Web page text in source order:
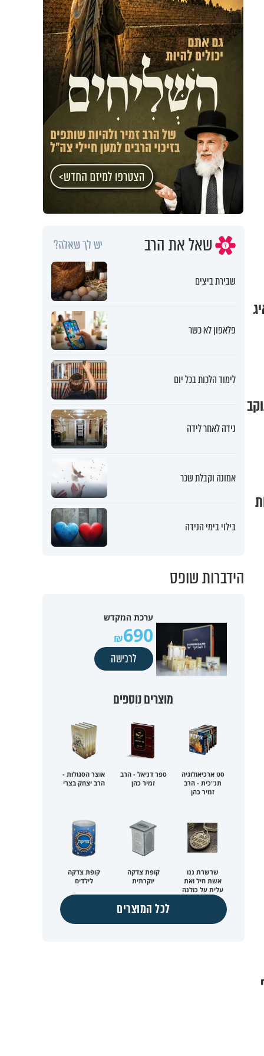
שאל את הרב יש לך שאלה?
שבירת ביצים
פלאפון לא כשר
לימוד הלכות בכל יום
נידה לאחר לידה
אמונה וקבלת שכר
בילוי בימי הנידה
הידברות שופס
ערכת המקדש
690
לרכישה
מוצרים נוספים
סט ארכיאולוגיה
תנ"כית - הרב
זמיר כהן
ספר דניאל - הרב
זמיר כהן
אוצר הסגולות -
הרב יצחק בצרי
שרשרת ננו
אשת חיל ואת
עלית על כולנה
קופת צדקה
יוקרתית
קופת צדקה
לילדים
לכל המוצרים